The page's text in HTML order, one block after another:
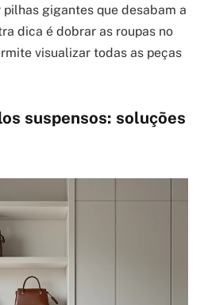
gigantes que desabam a
dica é dobrar as roupas no
visualizar todas as peças
suspensos: soluções